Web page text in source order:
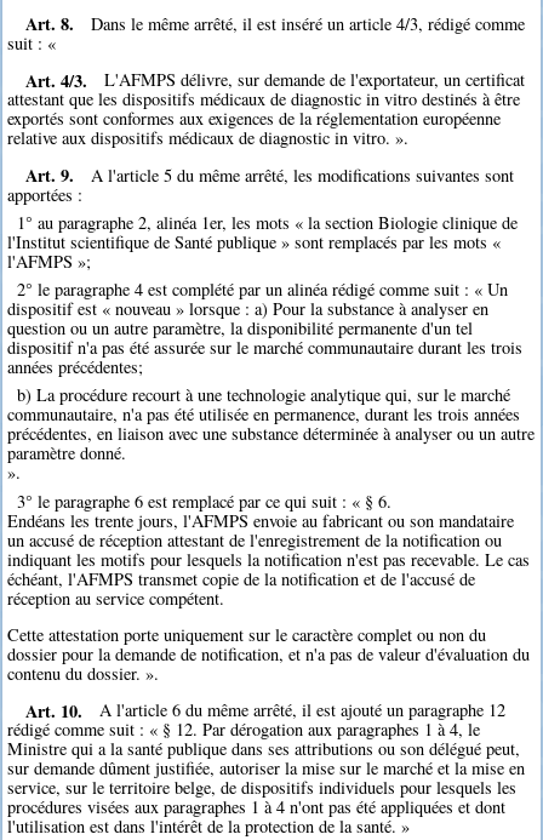
Art. 8.
Dans le même arrêté, il est inséré un article 4/3, rédigé comme
suit : «
Art. 4/3.
L'AFMPS délivre, sur demande de l'exportateur, un certificat
attestant que les dispositifs médicaux de diagnostic in vitro destinés à être
exportés sont conformes aux exigences de la réglementation européenne
relative aux dispositifs médicaux de diagnostic in vitro. ».
Art. 9.
A l'article 5 du même arrêté, les modifications suivantes sont
apportées :
1° au paragraphe 2, alinéa 1er, les mots « la section Biologie clinique de
l'Institut scientifique de Santé publique » sont remplacés par les mots «
l'AFMPS »;
2° le paragraphe 4 est complété par un alinéa rédigé comme suit : « Un
dispositif est « nouveau » lorsque : a) Pour la substance à analyser en
question ou un autre paramètre, la disponibilité permanente d'un tel
dispositif n'a pas été assurée sur le marché communautaire durant les trois
années précédentes;
b) La procédure recourt à une technologie analytique qui, sur le marché
communautaire, n'a pas été utilisée en permanence, durant les trois années
précédentes, en liaison avec une substance déterminée à analyser ou un autre
paramètre donné.
».
3° le paragraphe 6 est remplacé par ce qui suit : « § 6.
Endéans les trente jours, l'AFMPS envoie au fabricant ou son mandataire
un accusé de réception attestant de l'enregistrement de la notification ou
indiquant les motifs pour lesquels la notification n'est pas recevable. Le cas
échéant, l'AFMPS transmet copie de la notification et de l'accusé de
réception au service compétent.
Cette attestation porte uniquement sur le caractère complet ou non du
dossier pour la demande de notification, et n'a pas de valeur d'évaluation du
contenu du dossier. ».
Art. 10.
A l'article 6 du même arrêté, il est ajouté un paragraphe 12
rédigé comme suit : « § 12. Par dérogation aux paragraphes 1 à 4, le
Ministre qui a la santé publique dans ses attributions ou son délégué peut,
sur demande dûment justifiée, autoriser la mise sur le marché et la mise en
service, sur le territoire belge, de dispositifs individuels pour lesquels les
procédures visées aux paragraphes 1 à 4 n'ont pas été appliquées et dont
l'utilisation est dans l'intérêt de la protection de la santé. »